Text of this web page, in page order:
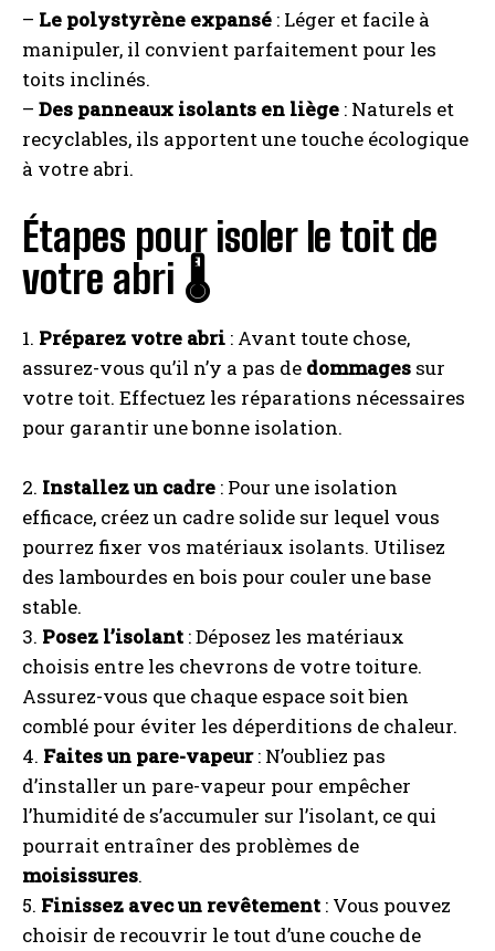
– Le polystyrène expansé : Léger et facile à
manipuler, il convient parfaitement pour les
toits inclinés.
– Des panneaux isolants en liège : Naturels et
recyclables, ils apportent une touche écologique
à votre abri.
Étapes pour isoler le toit de
votre abri 🌡️
1. Préparez votre abri : Avant toute chose,
assurez-vous qu’il n’y a pas de dommages sur
votre toit. Effectuez les réparations nécessaires
pour garantir une bonne isolation.
2. Installez un cadre : Pour une isolation
efficace, créez un cadre solide sur lequel vous
pourrez fixer vos matériaux isolants. Utilisez
des lambourdes en bois pour couler une base
stable.
3. Posez l’isolant : Déposez les matériaux
choisis entre les chevrons de votre toiture.
Assurez-vous que chaque espace soit bien
comblé pour éviter les déperditions de chaleur.
4. Faites un pare-vapeur: N’oubliez pas
d’installer un pare-vapeur pour empêcher
l’humidité de s’accumuler sur l’isolant, ce qui
pourrait entraîner des problèmes de
moisissures.
5. Finissez avec un revêtement : Vous pouvez
choisir de recouvrir le tout d’une couche de